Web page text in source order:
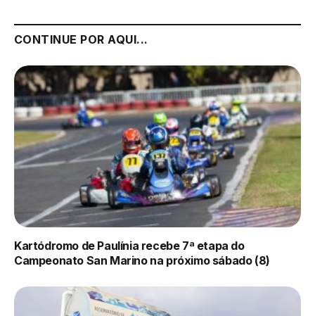
CONTINUE POR AQUI...
Kartódromo de Paulínia recebe 7ª etapa do
Campeonato San Marino na próximo sábado (8)